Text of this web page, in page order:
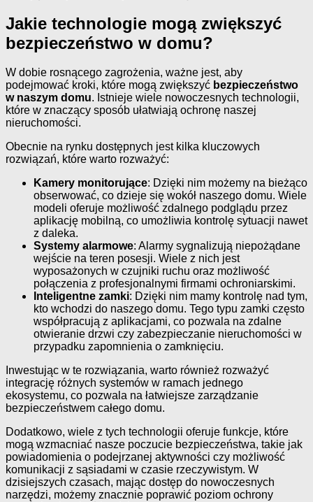
Jakie technologie mogą zwiększyć
bezpieczeństwo w domu?
W dobie rosnącego zagrożenia, ważne jest, aby
podejmować kroki, które mogą zwiększyć bezpieczeństwo
w naszym domu. Istnieje wiele nowoczesnych technologii,
które w znaczący sposób ułatwiają ochronę naszej
nieruchomości.
Obecnie na rynku dostępnych jest kilka kluczowych
rozwiązań, które warto rozważyć:
Kamery monitorujące: Dzięki nim możemy na bieżąco
obserwować, co dzieje się wokół naszego domu. Wiele
modeli oferuje możliwość zdalnego podglądu przez
aplikację mobilną, co umożliwia kontrolę sytuacji nawet
z daleka.
Systemy alarmowe: Alarmy sygnalizują niepożądane
wejście na teren posesji. Wiele z nich jest
wyposażonych w czujniki ruchu oraz możliwość
połączenia z profesjonalnymi firmami ochroniarskimi.
Inteligentne zamki: Dzięki nim mamy kontrolę nad tym,
kto wchodzi do naszego domu. Tego typu zamki często
współpracują z aplikacjami, co pozwala na zdalne
otwieranie drzwi czy zabezpieczanie nieruchomości w
przypadku zapomnienia o zamknięciu.
Inwestując w te rozwiązania, warto również rozważyć
integrację różnych systemów w ramach jednego
ekosystemu, co pozwala na łatwiejsze zarządzanie
bezpieczeństwem całego domu.
Dodatkowo, wiele z tych technologii oferuje funkcje, które
mogą wzmacniać nasze poczucie bezpieczeństwa, takie jak
powiadomienia o podejrzanej aktywności czy możliwość
komunikacji z sąsiadami w czasie rzeczywistym. W
dzisiejszych czasach, mając dostęp do nowoczesnych
narzędzi, możemy znacznie poprawić poziom ochrony